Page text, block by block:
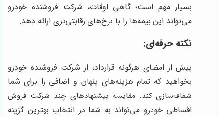
بسیار مهم است؛ گاهی اوقات، شرکت فروشنده خودرو
می‌تواند این بیمه‌ها را با نرخ‌های رقابتی‌تری ارائه دهد.
نکته حرفه‌ای:
پیش از امضای هرگونه قرارداد، از شرکت فروشنده خودرو
بخواهید که تمام هزینه‌های پنهان و اضافی را برای شما
شفاف‌سازی کند. مقایسه پیشنهادهای چند شرکت فروش
اقساطی خودرو می‌تواند به شما در انتخاب بهترین گزینه